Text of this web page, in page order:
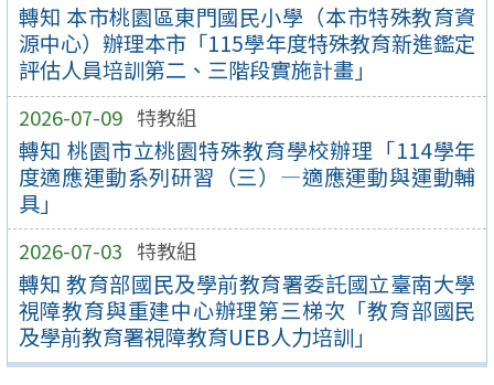
轉知 本市桃園區東門國民小學（本市特殊教育資
源中心）辦理本市「115學年度特殊教育新進鑑定
評估人員培訓第二、三階段實施計畫」
2026-07-09 特教組
轉知 桃園市立桃園特殊教育學校辦理「114學年
度適應運動系列研習（三）—適應運動與運動輔
具」
2026-07-03 特教組
轉知 教育部國民及學前教育署委託國立臺南大學
視障教育與重建中心辦理第三梯次「教育部國民
及學前教育署視障教育UEB人力培訓」